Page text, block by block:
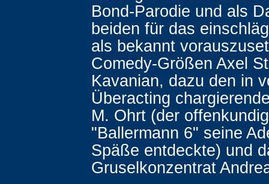
Bond-Parodie und als
beiden für das
als bekannt
Comedy-Größen Axel
Kavanian, dazu den in
Überacting
M. Ohrt (der
"Ballermann 6" seine
Späße entdeckte) und
Gruselkonzentrat